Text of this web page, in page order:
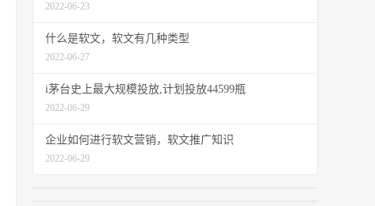
2022-06-23
什么是软文，软文有几种类型
2022-06-27
i茅台史上最大规模投放,计划投放44599瓶
2022-06-29
企业如何进行软文营销，软文推广知识
2022-06-29